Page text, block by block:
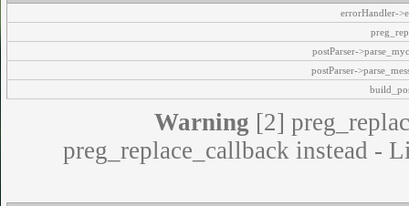
errorHandler-
postParser-
postParser-
Warning [2]
preg_replace_callback instead -